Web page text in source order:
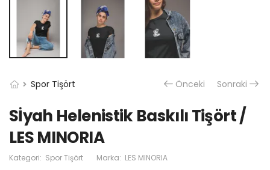
Spor Tişört Önceki Sonraki
Sİyah Helenistik Baskılı Tişört /
LES MINORIA
Kategori: Spor Tişört Marka: LES MINORIA